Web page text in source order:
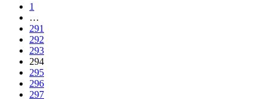
1
…
291
292
293
294
295
296
297